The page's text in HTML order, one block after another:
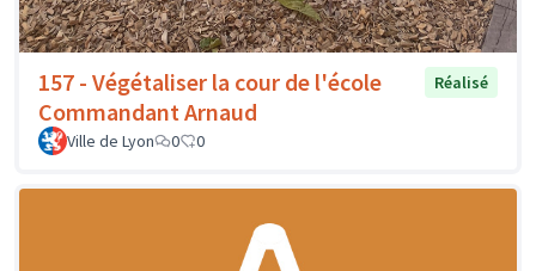
157 - Végétaliser la cour de l'école
Commandant Arnaud
Réalisé
Ville de Lyon 0 0